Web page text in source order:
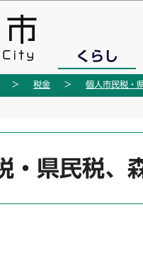
くらし
税金 個人市民税・
・県民税、